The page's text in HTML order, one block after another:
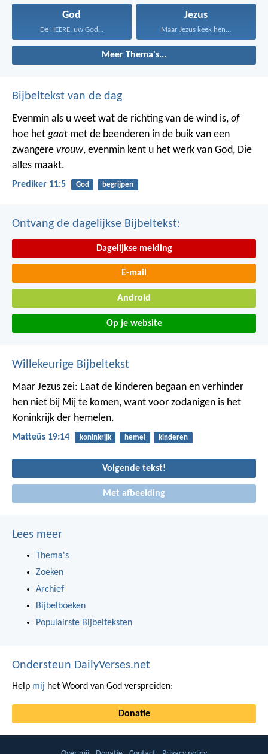
God
De HEERE, uw God...
Jezus
Maar Jezus keek hen...
Meer Thema's...
Bijbeltekst van de dag
Evenmin als u weet wat de richting van de wind is, of
hoe hetgaat met de beenderen in de buik van een
zwangere vrouw, evenmin kent u het werk van God, Die
alles maakt.
Prediker 11:5 God begrijpen
Ontvang de dagelijkse Bijbeltekst:
Dagelijkse melding
E-mail
Android
Op je website
Willekeurige Bijbeltekst
Maar Jezus zei: Laat de kinderen begaan en verhinder
hen niet bij Mij te komen, want voor zodanigen is het
Koninkrijk der hemelen.
Matteüs 19:14 koninkrijk hemel kinderen
Volgende tekst!
Met afbeelding
Lees meer
Thema's
Zoeken
Archief
Bijbelboeken
Populairste Bijbelteksten
Ondersteun DailyVerses.net
Help mij het Woord van God verspreiden:
Donatie